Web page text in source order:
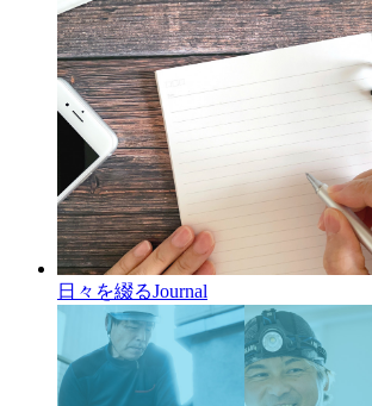
日々を綴るJournal